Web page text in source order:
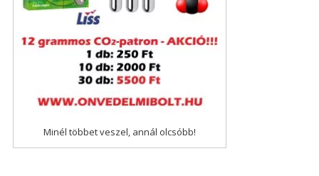
Minél többet veszel, annál olcsóbb!